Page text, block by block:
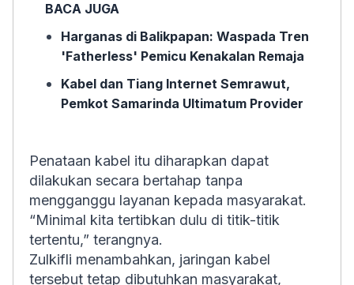
BACA JUGA
Harganas di Balikpapan: Waspada Tren
'Fatherless' Pemicu Kenakalan Remaja
Kabel dan Tiang Internet Semrawut,
Pemkot Samarinda Ultimatum Provider
Penataan kabel itu diharapkan dapat
dilakukan secara bertahap tanpa
mengganggu layanan kepada masyarakat.
“Minimal kita tertibkan dulu di titik-titik
tertentu,” terangnya.
Zulkifli menambahkan, jaringan kabel
tersebut tetap dibutuhkan masyarakat,